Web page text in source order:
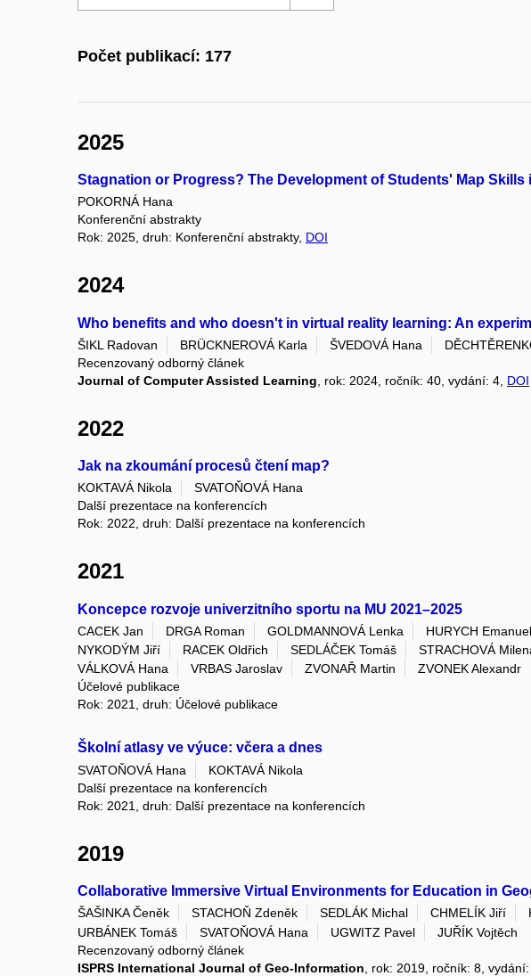
Počet publikací: 177
2025
Stagnation or Progress? The Development of Students' Map Skills
POKORNÁ Hana
Konferenční abstrakty
Rok: 2025, druh: Konferenční abstrakty, DOI
2024
Who benefits and who doesn't in virtual reality learning: An
ŠIKL Radovan BRÜCKNEROVÁ Karla ŠVEDOVÁ Hana
Recenzovaný odborný článek
Journal of Computer Assisted Learning , rok: 2024, ročník: 40, vydání: 4, DOI
2022
Jak na zkoumání procesů čtení map?
KOKTAVÁ Nikola
SVATOŇOVÁ Hana
Další prezentace na konferencích
Rok: 2022, druh: Další prezentace na konferencích
2021
Koncepce rozvoje univerzitního sportu na MU 2021–2025
CACEK Jan DRGA Roman GOLDMANNOVÁ Lenka HURYCH Emanuel
NYKODÝM Jiří
RACEK Oldřich SEDLÁČEK Tomáš STRACHOVÁ
VÁLKOVÁ Hana
VRBAS Jaroslav ZVONAŘ Martin
ZVONEK Alexandr
Účelové publikace
Rok: 2021, druh: Účelové publikace
Školní atlasy ve výuce: včera a dnes
SVATOŇOVÁ Hana
KOKTAVÁ Nikola
Další prezentace na konferencích
Rok: 2021, druh: Další prezentace na konferencích
2019
Collaborative Immersive Virtual Environments for Education in
ŠAŠINKA Čeněk STACHOŇ Zdeněk SEDLÁK Michal CHMELÍK Jiří
URBÁNEK Tomáš
SVATOŇOVÁ Hana UGWITZ Pavel
JUŘÍK Vojtěch
Recenzovaný odborný článek
ISPRS International Journal of Geo-Information , rok: 2019, ročník: 8, vydání: